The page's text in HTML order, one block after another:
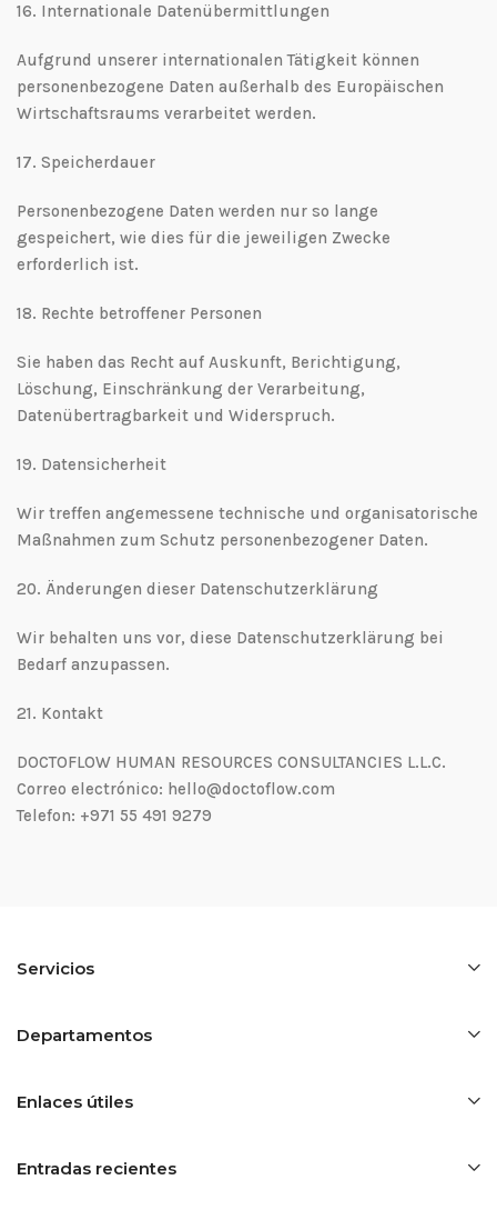
16.⁠ ⁠Internationale Datenübermittlungen
Aufgrund unserer internationalen Tätigkeit können
personenbezogene Daten außerhalb des Europäischen
Wirtschaftsraums verarbeitet werden.
17.⁠ ⁠Speicherdauer
Personenbezogene Daten werden nur so lange
gespeichert, wie dies für die jeweiligen Zwecke
erforderlich ist.
18.⁠ ⁠Rechte betroffener Personen
Sie haben das Recht auf Auskunft, Berichtigung,
Löschung, Einschränkung der Verarbeitung,
Datenübertragbarkeit und Widerspruch.
19.⁠ ⁠Datensicherheit
Wir treffen angemessene technische und organisatorische
Maßnahmen zum Schutz personenbezogener Daten.
20.⁠ ⁠Änderungen dieser Datenschutzerklärung
Wir behalten uns vor, diese Datenschutzerklärung bei
Bedarf anzupassen.
21.⁠ ⁠Kontakt
DOCTOFLOW HUMAN RESOURCES CONSULTANCIES L.L.C.
Correo electrónico: hello@doctoflow.com
Telefon: +971 55 491 9279
Servicios
Departamentos
Enlaces útiles
Entradas recientes